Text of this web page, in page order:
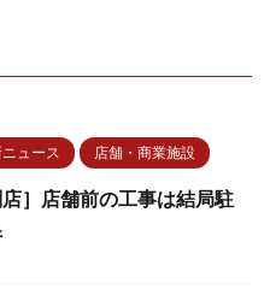
ュース 店舗・商業施設
店］店舗前の工事は結局駐